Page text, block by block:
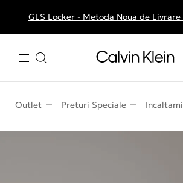
Livrare gratuita la comenzile de
GLS Locker - Metoda Noua de
Outlet Preturi Speciale